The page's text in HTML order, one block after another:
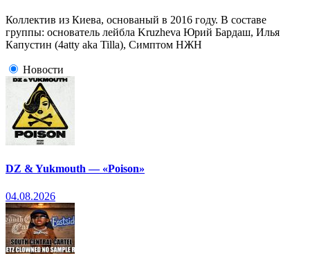
Коллектив из Киева, основаный в 2016 году. В составе
группы: основатель лейбла Kruzheva Юрий Бардаш, Илья
Капустин (4atty aka Tilla), Симптом НЖН
Новости
DZ & Yukmouth — «Poison»
04.08.2026